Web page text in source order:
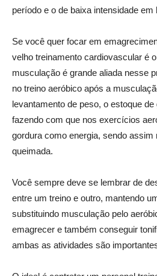
período e o de baixa intensidade em
Se você quer focar em
velho treinamento cardiovascular é
musculação é grande aliada nesse
no treino aeróbico após a
levantamento de peso, o estoque
fazendo com que nos exercícios
gordura como energia, sendo assim
queimada.
Você sempre deve se lembrar de
entre um treino e outro, mantendo
substituindo musculação pelo
emagrecer e também conseguir
ambas as atividades são